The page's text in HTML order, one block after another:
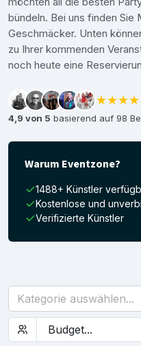
bündeln. Bei uns finden Sie
Geschmäcker. Unten
zu Ihrer kommenden
noch heute eine
4,9 von 5 basierend auf 98
Warum Eventzone?
1488+ Künstler
Kostenlose und
Verifizierte Künstler
Kategorie auswählen...